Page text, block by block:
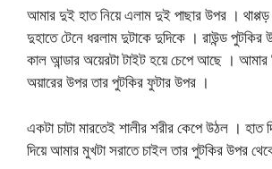
আমার দুই হাত নিয়ে এলাম দুই পাছার উপর ।
দুহাতে টেনে ধরলাম দুটাকে দুদিকে । রাউন্ড
কাল আন্ডার অয়েরটা টাইট হয়ে চেপে আছে । আমার
অয়ারের উপর তার পুটকির ফুটার উপর ।
একটা চাটা মারতেই শালীর শরীর কেপে উঠল । হাত
দিয়ে আমার মুখটা সরাতে চাইল তার পুটকির উপর